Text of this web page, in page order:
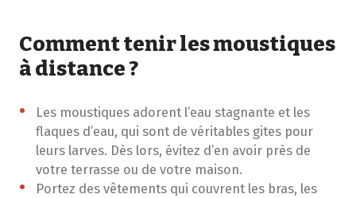
Comment tenir les moustiques
à distance ?
Les moustiques adorent l’eau stagnante et les
flaques d’eau, qui sont de véritables gites pour
leurs larves. Dès lors, évitez d’en avoir près de
votre terrasse ou de votre maison.
Portez des vêtements qui couvrent les bras, les